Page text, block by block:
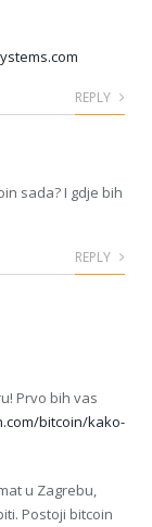
REPLY
sada? I gdje bih
REPLY
Prvo bih vas
bitcoin/kako-
u Zagrebu,
Postoji bitcoin